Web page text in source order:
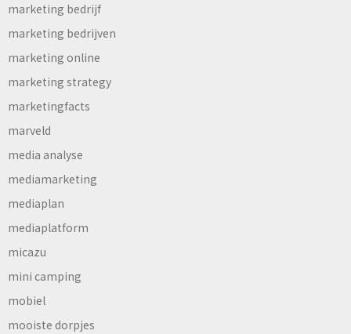
marketing bedrijf
marketing bedrijven
marketing online
marketing strategy
marketingfacts
marveld
media analyse
mediamarketing
mediaplan
mediaplatform
micazu
mini camping
mobiel
mooiste dorpjes